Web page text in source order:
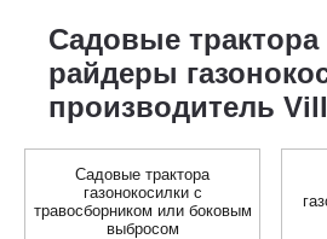
Садовые трактора
райдеры
производитель
Садовые трактора
газонокосилки с
травосборником или боковым
выбросом